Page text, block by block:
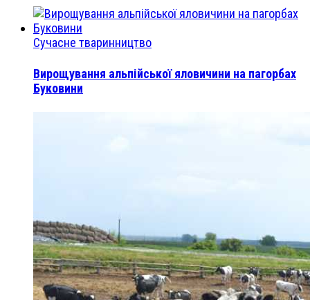
Сучасне тваринництво
Вирощування альпійської яловичини на пагорбах
Буковини